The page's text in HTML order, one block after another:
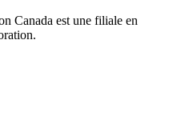
Canada est une filiale en